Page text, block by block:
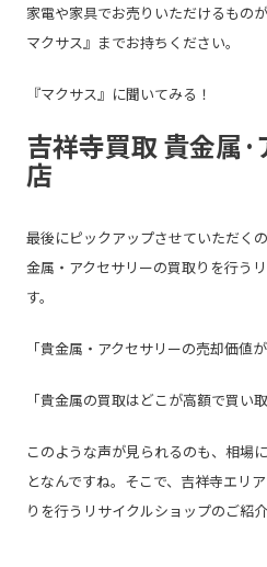
家電や家具でお売りいただけるもの
マクサス』までお持ちください。
『マクサス』に聞いてみる！
吉祥寺買取 貴金属·
店
最後にピックアップさせていただくの
金属・アクセサリーの買取りを行う
す。
「貴金属・アクセサリーの売却価値
「貴金属の買取はどこが高額で買い
このような声が見られるのも、相場
となんですね。そこで、吉祥寺エリ
りを行うリサイクルショップのご紹